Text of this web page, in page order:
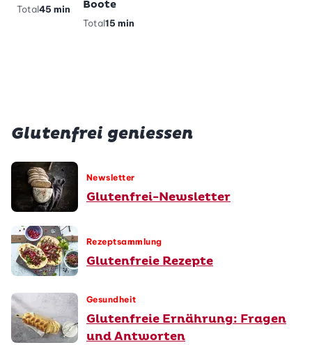
Total45 min
Boote
Total15 min
Glutenfrei geniessen
Newsletter
Glutenfrei-Newsletter
Rezeptsammlung
Glutenfreie Rezepte
Gesundheit
Glutenfreie Ernährung: Fragen
und Antworten